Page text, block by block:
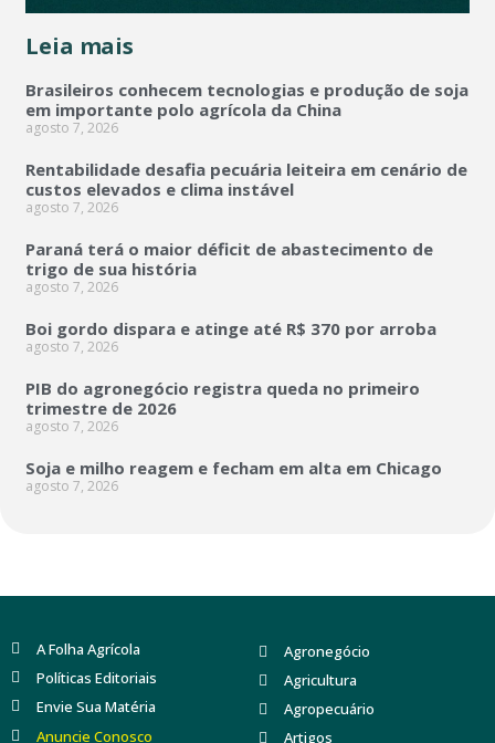
Leia mais
Brasileiros conhecem tecnologias e produção de soja
em importante polo agrícola da China
agosto 7, 2026
Rentabilidade desafia pecuária leiteira em cenário de
custos elevados e clima instável
agosto 7, 2026
Paraná terá o maior déficit de abastecimento de
trigo de sua história
agosto 7, 2026
Boi gordo dispara e atinge até R$ 370 por arroba
agosto 7, 2026
PIB do agronegócio registra queda no primeiro
trimestre de 2026
agosto 7, 2026
Soja e milho reagem e fecham em alta em Chicago
agosto 7, 2026
A Folha Agrícola
Políticas Editoriais
Envie Sua Matéria
Anuncie Conosco
Agronegócio
Agricultura
Agropecuário
Artigos